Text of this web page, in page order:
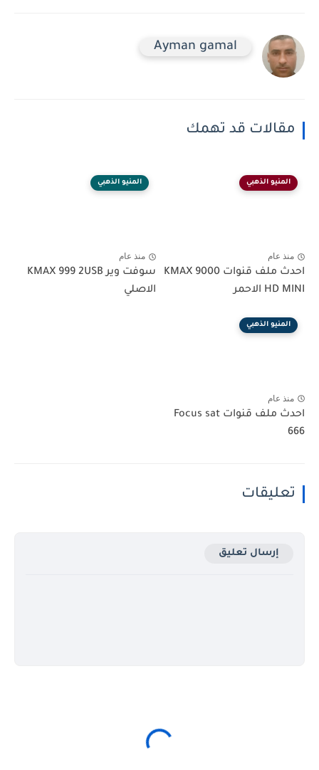
Ayman gamal
مقالات قد تهمك
المنيو الذهبي
منذ عام
احدث ملف قنوات KMAX 9000
HD MINI الاحمر
المنيو الذهبي
منذ عام
سوفت وير KMAX 999 2USB
الاصلي
المنيو الذهبي
منذ عام
احدث ملف قنوات Focus sat
666
تعليقات
إرسال تعليق